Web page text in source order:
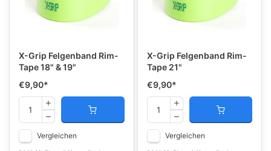
X-Grip Felgenband Rim-
Tape 18" & 19"
€9,90*
Vergleichen
X-Grip Felgenband Rim-
Tape 21"
€9,90*
Vergleichen